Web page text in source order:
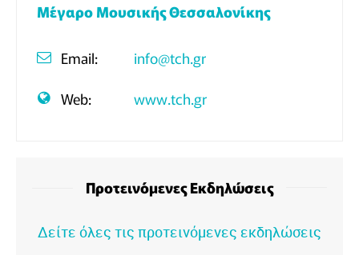
Μέγαρο Μουσικής Θεσσαλονίκης
Email:
info@tch.gr
Web:
www.tch.gr
Προτεινόμενες Εκδηλώσεις
Δείτε όλες τις προτεινόμενες εκδηλώσεις